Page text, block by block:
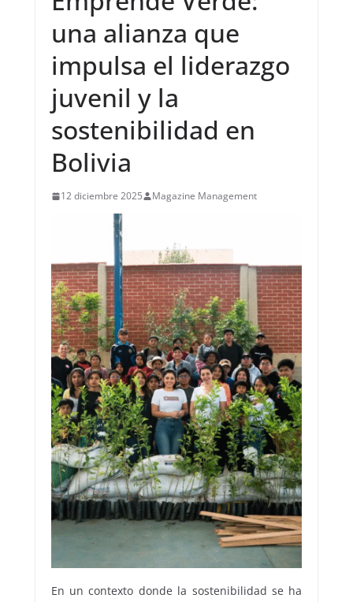
una alianza que
impulsa el liderazgo
juvenil y la
sostenibilidad en
Bolivia
12 diciembre 2025 Magazine Management
En un contexto donde la sostenibilidad se ha